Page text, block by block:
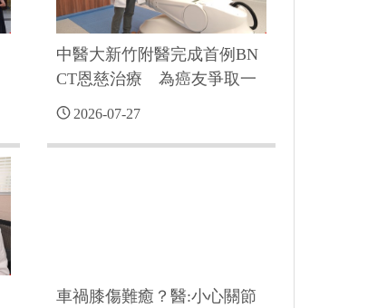
中醫大新竹附醫完成首例BN
CT恩慈治療 為癌友爭取一
線生機
2026-07-27
車禍膝傷難癒？醫:小心關節